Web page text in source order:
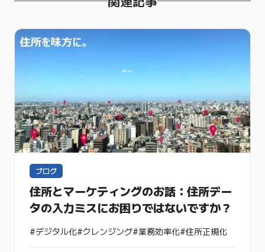
ブログ
住所とマーケティングのお話：住所デー
タの入力ミスにお困りではないですか？
#デジタル化#クレンジング#業務効率化#住所正規化